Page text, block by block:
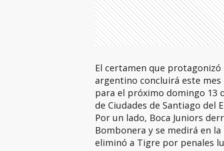
El certamen que
argentino concluirá este
para el próximo domingo 13
de Ciudades de Santiago del
Por un lado, Boca Juniors
Bombonera y se medirá en
eliminó a Tigre por penales